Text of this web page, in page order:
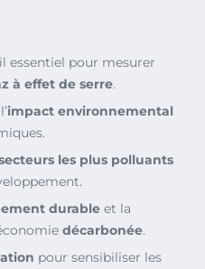
essentiel pour mesurer
à effet de serre.
impact environnemental
les plus polluants
durable et la
décarbonée.
pour sensibiliser les